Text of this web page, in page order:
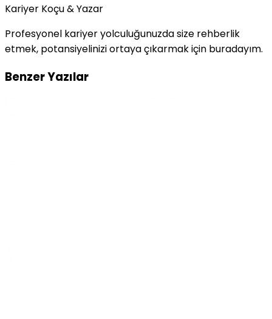
Kariyer Koçu & Yazar
Profesyonel kariyer yolculuğunuzda size rehberlik
etmek, potansiyelinizi ortaya çıkarmak için buradayım.
Benzer Yazılar